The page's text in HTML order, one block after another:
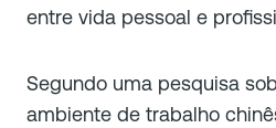
entre vida pessoal e
Segundo uma pesquisa
ambiente de trabalho